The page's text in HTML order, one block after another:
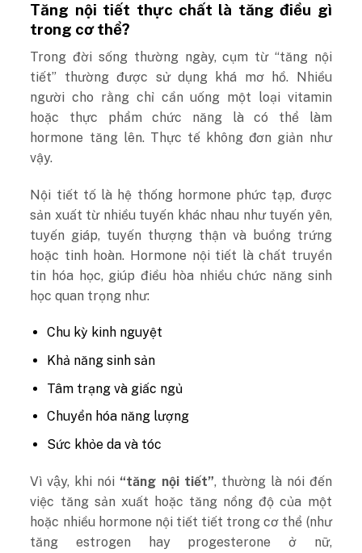
Tăng nội tiết thực chất là tăng điều gì
trong cơ thể?
Trong đời sống thường ngày, cụm từ “tăng nội
tiết” thường được sử dụng khá mơ hồ. Nhiều
người cho rằng chỉ cần uống một loại vitamin
hoặc thực phẩm chức năng là có thể làm
hormone tăng lên. Thực tế không đơn giản như
vậy.
Nội tiết tố là hệ thống hormone phức tạp, được
sản xuất từ nhiều tuyến khác nhau như tuyến yên,
tuyến giáp, tuyến thượng thận và buồng trứng
hoặc tinh hoàn. Hormone nội tiết là chất truyền
tin hóa học, giúp điều hòa nhiều chức năng sinh
học quan trọng như:
Chu kỳ kinh nguyệt
Khả năng sinh sản
Tâm trạng và giấc ngủ
Chuyển hóa năng lượng
Sức khỏe da và tóc
Vì vậy, khi nói “tăng nội tiết”, thường là nói đến
việc tăng sản xuất hoặc tăng nồng độ của một
hoặc nhiều hormone nội tiết tiết trong cơ thể (như
tăng estrogen hay progesterone ở nữ,